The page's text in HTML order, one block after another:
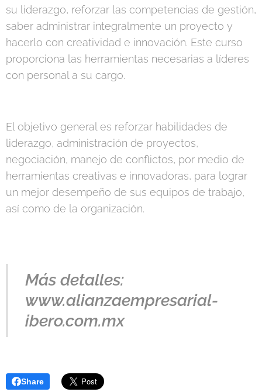
su liderazgo, reforzar las competencias de gestión,
saber administrar integralmente un proyecto y
hacerlo con creatividad e innovación. Este curso
proporciona las herramientas necesarias a líderes
con personal a su cargo.
El objetivo general es reforzar habilidades de
liderazgo, administración de proyectos,
negociación, manejo de conflictos, por medio de
herramientas creativas e innovadoras, para lograr
un mejor desempeño de sus equipos de trabajo,
así como de la organización.
Más detalles:
www.alianzaempresarial-
ibero.com.mx
Share